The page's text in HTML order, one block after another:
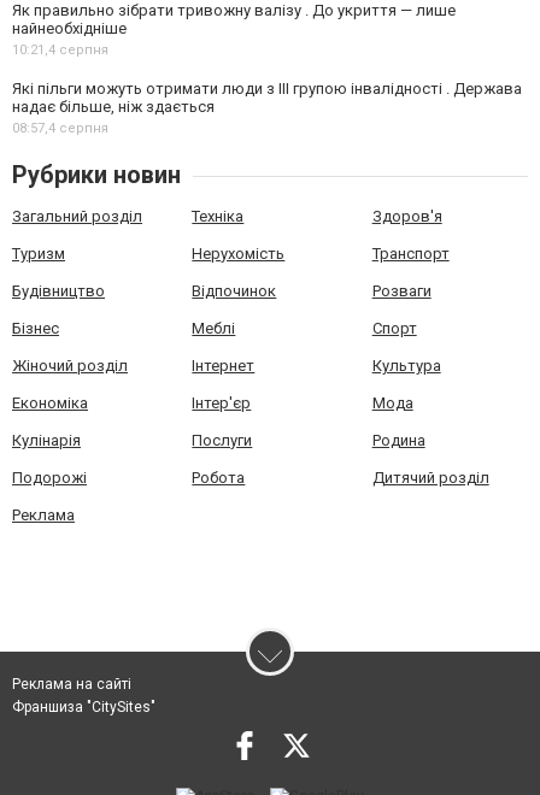
Як правильно зібрати тривожну валізу . До укриття — лише
найнеобхідніше
10:21,4 серпня
Які пільги можуть отримати люди з III групою інвалідності . Держава
надає більше, ніж здається
08:57,4 серпня
Рубрики новин
Загальний розділ Техніка Здоров'я
Туризм Нерухомість Транспорт
Будівництво Відпочинок Розваги
Бізнес Меблі Спорт
Жіночий розділ Інтернет Культура
Економіка Інтер'єр Мода
Кулінарія Послуги Родина
Подорожі Робота Дитячий розділ
Реклама
Реклама на сайті
Франшиза "CitySites"